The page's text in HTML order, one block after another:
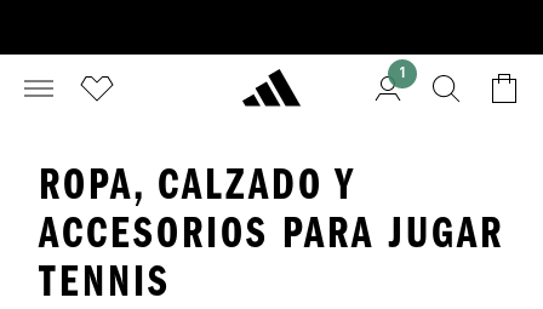
1
ROPA, CALZADO Y
ACCESORIOS PARA JUGAR
TENNIS